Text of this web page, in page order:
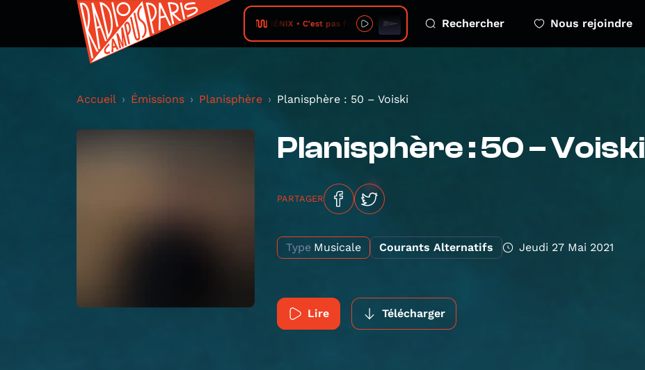
RADIO PHÉNIX • C'est pas faux 2026 08 06 Le green gapRechercher Nous rejoindre
Accueil Émissions Planisphère Planisphère : 50 – Voiski
Planisphère : 50 – Voiski
PARTAGER
Type Musicale Courants Alternatifs Jeudi 27 Mai 2021
Lire Télécharger